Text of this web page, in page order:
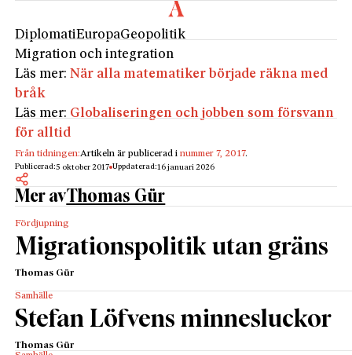
DiplomatiEuropaGeopolitik
Migration och integration
Läs mer:När alla matematiker började räkna med
bråk
Läs mer: Globaliseringen och jobben som försvann
för alltid
Från tidningen:Artikeln är publicerad inummer 7, 2017.
Publicerad:5 oktober 2017 Uppdaterad:16 januari 2026
Mer avThomas Gür
Fördjupning
Migrationspolitik utan gräns
Thomas Gür
Samhälle
Stefan Löfvens minnesluckor
Thomas Gür